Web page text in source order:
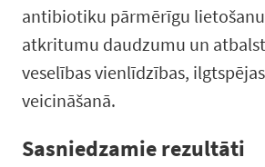
antibiotiku pārmērīgu
atkritumu daudzumu un
veselības vienlīdzības,
veicināšanā.
Sasniedzamie rezultāti